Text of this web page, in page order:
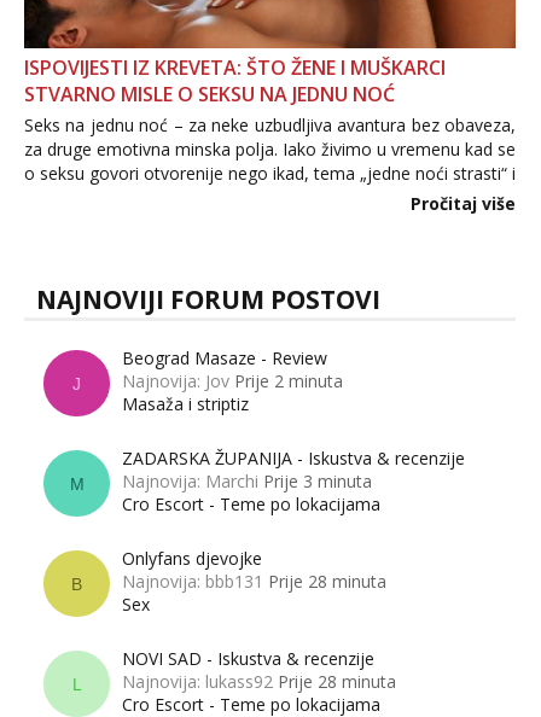
ISPOVIJESTI IZ KREVETA: ŠTO ŽENE I MUŠKARCI
STVARNO MISLE O SEKSU NA JEDNU NOĆ
Seks na jednu noć – za neke uzbudljiva avantura bez obaveza,
za druge emotivna minska polja. Iako živimo u vremenu kad se
o seksu govori otvorenije nego ikad, tema „jedne noći strasti“ i
dalje izaziva burne rasprave. Što zapravo misle žene, a što
Pročitaj više
NAJNOVIJI FORUM POSTOVI
J
Beograd Masaze - Review
Najnovija: Jov Prije 2 minuta
Masaža i striptiz
M
ZADARSKA ŽUPANIJA - Iskustva & recenzije
Najnovija: Marchi Prije 3 minuta
Cro Escort - Teme po lokacijama
B
Onlyfans djevojke
Najnovija: bbb131 Prije 28 minuta
Sex
L
NOVI SAD - Iskustva & recenzije
Najnovija: lukass92 Prije 28 minuta
Cro Escort - Teme po lokacijama